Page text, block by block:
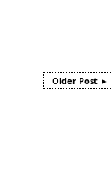
Older Post ►